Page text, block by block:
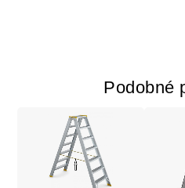
Podobné